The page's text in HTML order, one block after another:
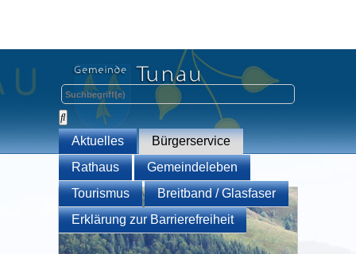
Aktuelles
Bürgerservice
Rathaus
Gemeindeleben
Tourismus
Breitband / Glasfaser
Erklärung zur Barrierefreiheit